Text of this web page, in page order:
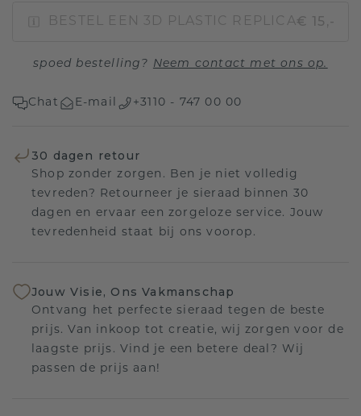
BESTEL EEN 3D PLASTIC REPLICA€ 15,-
spoed bestelling? Neem contact met ons op.
Chat E-mail +3110 - 747 00 00
30 dagen retour
Shop zonder zorgen. Ben je niet volledig
tevreden? Retourneer je sieraad binnen 30
dagen en ervaar een zorgeloze service. Jouw
tevredenheid staat bij ons voorop.
Jouw Visie, Ons Vakmanschap
Ontvang het perfecte sieraad tegen de beste
prijs. Van inkoop tot creatie, wij zorgen voor de
laagste prijs. Vind je een betere deal? Wij
passen de prijs aan!